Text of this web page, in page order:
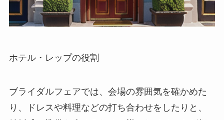
ホテル・レップの役割
ブライダルフェアでは、会場の雰囲気を確かめた
り、ドレスや料理などの打ち合わせをしたりと、